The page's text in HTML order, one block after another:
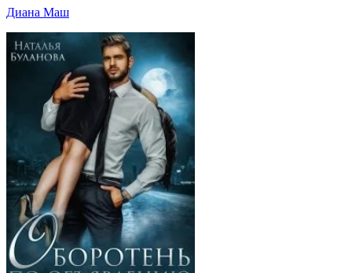
Диана Маш